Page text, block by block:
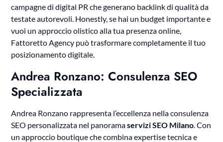
campagne di digital PR che generano backlink di qualità da
testate autorevoli. Honestly, se hai un budget importante e
vuoi un approccio olistico alla tua presenza online,
Fattoretto Agency può trasformare completamente il tuo
posizionamento digitale.
Andrea Ronzano: Consulenza SEO
Specializzata
Andrea Ronzano rappresenta l’eccellenza nella consulenza
SEO personalizzata nel panoramaservizi SEO Milano . Con
un approccio boutique che combina expertise tecnica e